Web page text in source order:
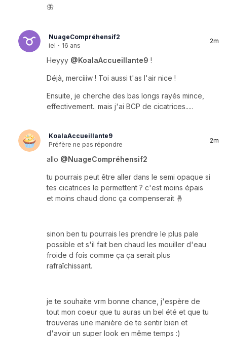
🦋
NuageCompréhensif2
iel · 16 ans
2m
Heyyy @KoalaAccueillante9 !
Déjà, merciiiw ! Toi aussi t'as l'air nice !
Ensuite, je cherche des bas longs rayés mince,
effectivement.. mais j'ai BCP de cicatrices.....
KoalaAccueillante9
Préfère ne pas répondre
2m
allo @NuageCompréhensif2
tu pourrais peut être aller dans le semi opaque si
tes cicatrices le permettent ? c'est moins épais
et moins chaud donc ça compenserait 🤞
sinon ben tu pourrais les prendre le plus pale
possible et s'il fait ben chaud les mouiller d'eau
froide d fois comme ça ça serait plus
rafraîchissant.
je te souhaite vrm bonne chance, j'espère de
tout mon coeur que tu auras un bel été et que tu
trouveras une manière de te sentir bien et
d'avoir un super look en même temps :)